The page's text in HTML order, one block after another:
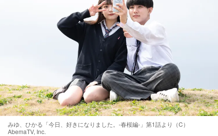
みゆ、ひかる「今日、好きになりました。-春桜編-」第1話より（C）
AbemaTV, Inc.